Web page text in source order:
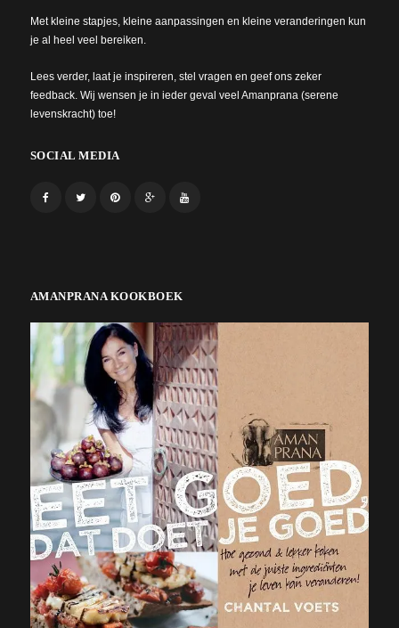
Met kleine stapjes, kleine aanpassingen en kleine veranderingen kun
je al heel veel bereiken.
Lees verder, laat je inspireren, stel vragen en geef ons zeker
feedback. Wij wensen je in ieder geval veel Amanprana (serene
levenskracht) toe!
SOCIAL MEDIA
AMANPRANA KOOKBOEK